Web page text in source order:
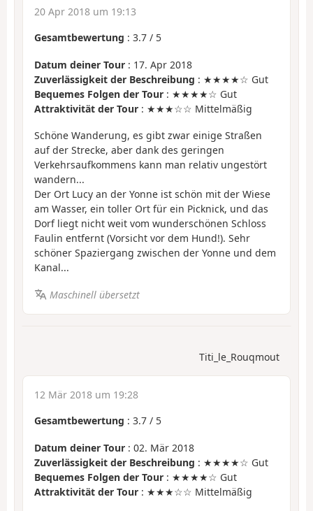
20 Apr 2018 um 19:13
Gesamtbewertung : 3.7 / 5
Datum deiner Tour : 17. Apr 2018
Zuverlässigkeit der Beschreibung : ★★★★☆ Gut
Bequemes Folgen der Tour : ★★★★☆ Gut
Attraktivität der Tour : ★★★☆☆ Mittelmäßig
Schöne Wanderung, es gibt zwar einige Straßen
auf der Strecke, aber dank des geringen
Verkehrsaufkommens kann man relativ ungestört
wandern...
Der Ort Lucy an der Yonne ist schön mit der Wiese
am Wasser, ein toller Ort für ein Picknick, und das
Dorf liegt nicht weit vom wunderschönen Schloss
Faulin entfernt (Vorsicht vor dem Hund!). Sehr
schöner Spaziergang zwischen der Yonne und dem
Kanal...
Maschinell übersetzt
Titi_le_Rouqmout
12 Mär 2018 um 19:28
Gesamtbewertung : 3.7 / 5
Datum deiner Tour : 02. Mär 2018
Zuverlässigkeit der Beschreibung : ★★★★☆ Gut
Bequemes Folgen der Tour : ★★★★☆ Gut
Attraktivität der Tour : ★★★☆☆ Mittelmäßig